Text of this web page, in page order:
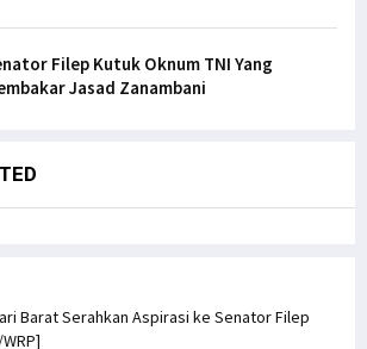
Filep Kutuk Oknum TNI Yang
Jasad Zanambani